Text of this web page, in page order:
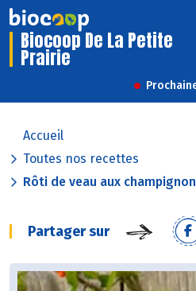
Biocoop De La Petite
Prairie
Accueil
Toutes nos recettes
Rôti de veau aux
Partager sur